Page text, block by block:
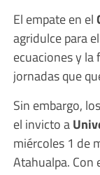
El empate en el
agridulce para
ecuaciones y
jornadas que
Sin embargo,
el invicto a
miércoles 1 de
Atahualpa. Con